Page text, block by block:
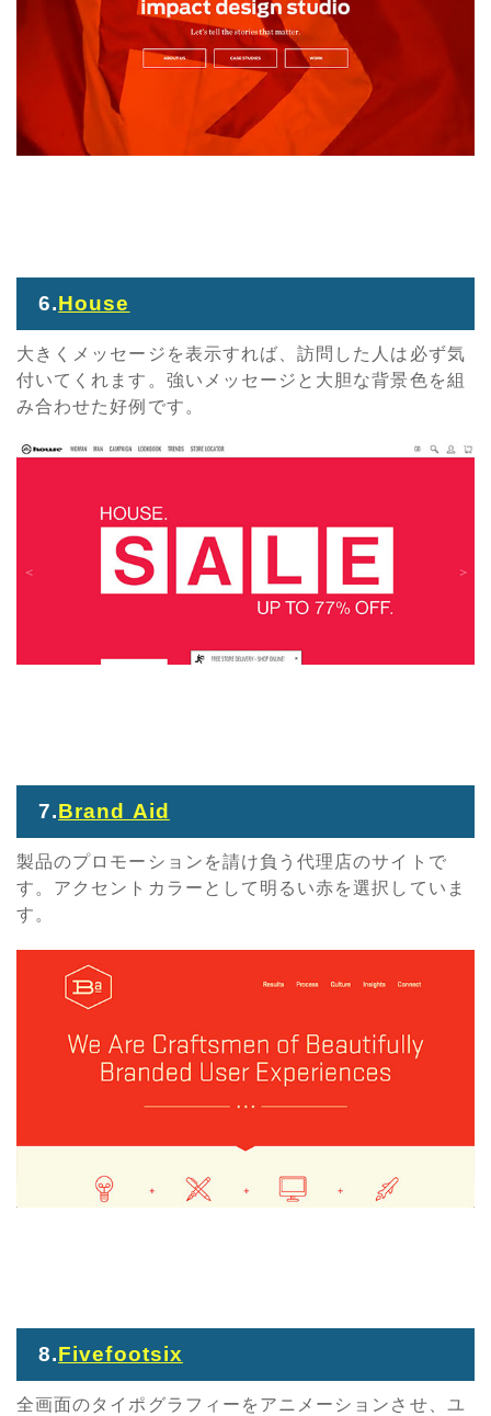
6.House
大きくメッセージを表示すれば、訪問した人は必ず気
付いてくれます。強いメッセージと大胆な背景色を組
み合わせた好例です。
7.Brand Aid
製品のプロモーションを請け負う代理店のサイトで
す。アクセントカラーとして明るい赤を選択していま
す。
8.Fivefootsix
全画面のタイポグラフィーをアニメーションさせ、ユ